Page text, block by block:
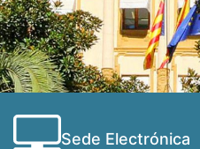
Sede Electrónica